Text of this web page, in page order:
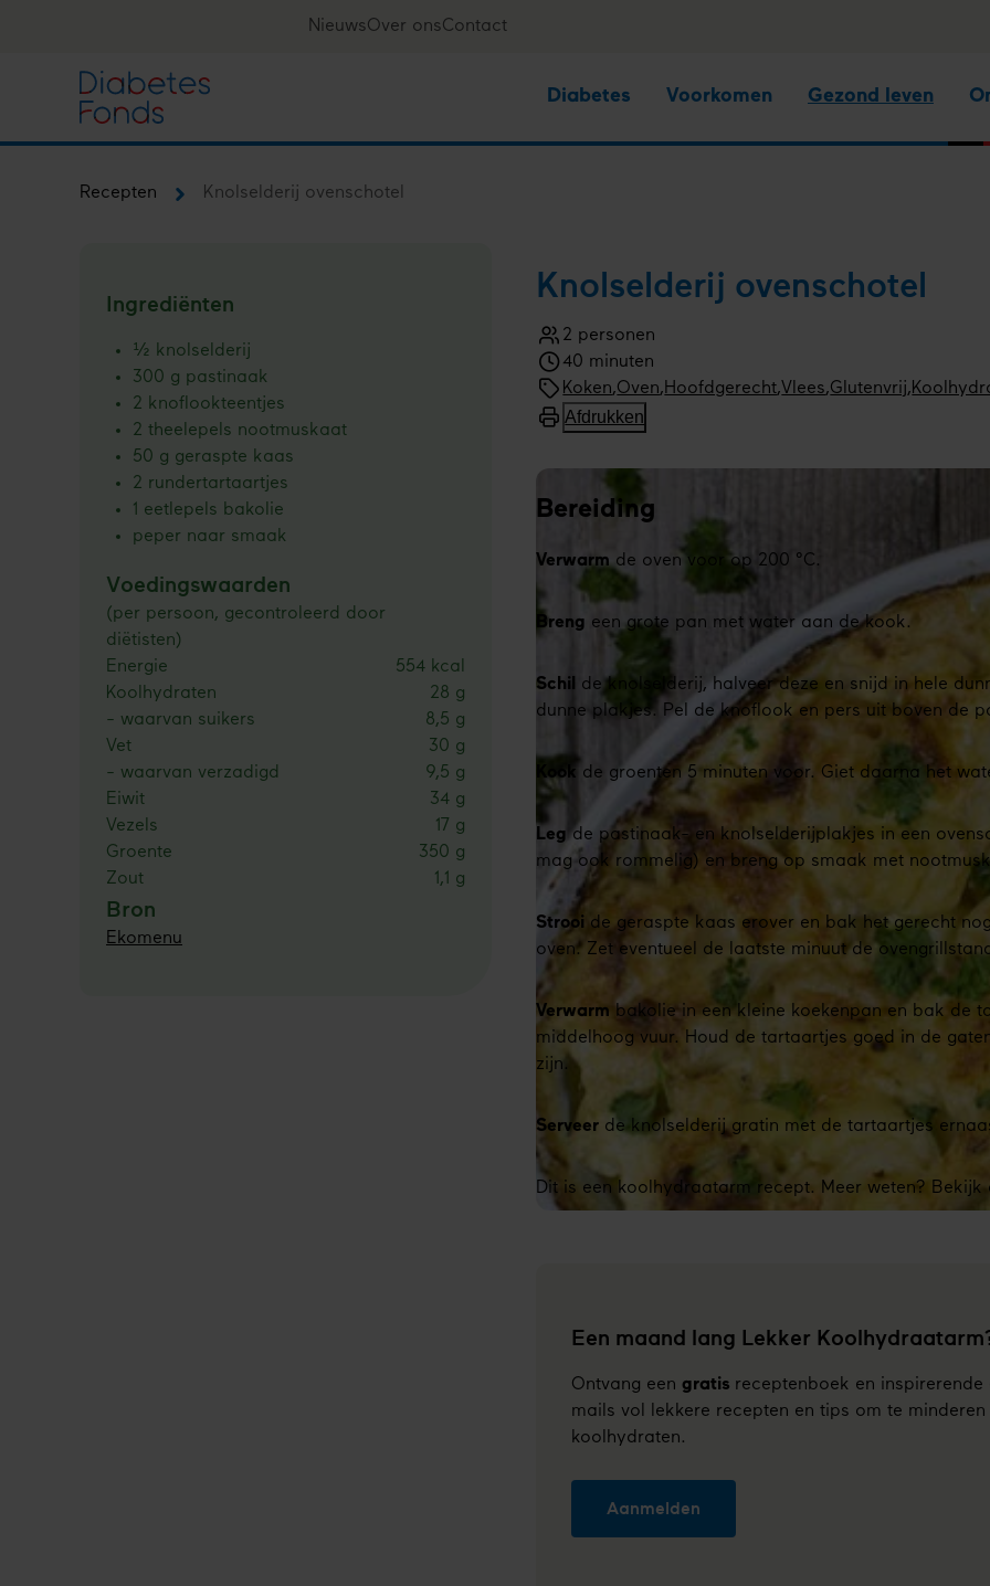
gaan
NieuwsOver onsContact
Diabetes Voorkomen Gezond leven
Recepten Knol­selderij oven­schotel
Knol­selderij oven­schotel
Aantal
personen
2 personen
Kooktijd
40 minuten
Bereidingswijze
Koken,Oven Menugang
Hoofdgerecht Soort
Vlees,Glutenvrij,
Afdrukken
Een maand lang Lekker
Ontvang eengratis receptenboek en inspirerende
mails vol lekkere recepten en tips om te minderen
koolhydraten.
Aanmelden
Ingrediënten
½ knolselderij
300 g pastinaak
2 knoflookteentjes
2 theelepels nootmuskaat
50 g geraspte kaas
2 rundertartaartjes
1 eetlepels bakolie
peper naar smaak
Voedingswaarden
(per persoon, gecontroleerd door
diëtisten)
Energie
554 kcal
Koolhydraten
28 g
- waarvan suikers
8,5 g
Vet
30 g
- waarvan verzadigd
9,5 g
Eiwit
34 g
Vezels
17 g
Groente
350 g
Zout
1,1 g
Bron
Ekomenu
Bereiding
Verwarmde oven voor op 200 °C.
Breng een grote pan met water aan de kook.
Schil de knolselderij, halveer deze en snijd in hele
dunne plakjes. Pel de knoflook en pers uit boven de
Kook de groenten 5 minuten voor. Giet daarna het
Legde pastinaak- en knolselderijplakjes in een
mag ook rommelig) en breng op smaak met
Strooi de geraspte kaas erover en bak het gerecht
oven. Zet eventueel de laatste minuut de
Verwarm bakolie in een kleine koekenpan en bak de
middelhoog vuur. Houd de tartaartjes goed in de
zijn.
Serveer de knolselderij gratin met de tartaartjes
Dit is een koolhydraatarm recept. Meer weten?